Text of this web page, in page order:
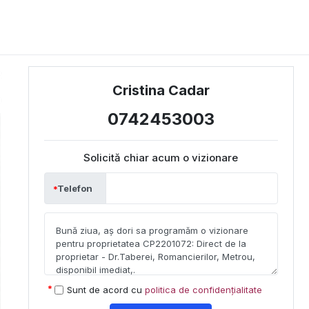
Cristina Cadar
0742453003
Solicită chiar acum o vizionare
Telefon
Sunt de acord cu politica de confidențialitate